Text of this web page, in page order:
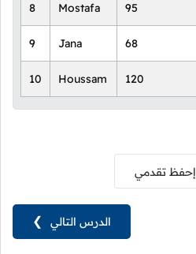
8 Mostafa 95
9 Jana 68
10 Houssam 120
الدرس التالي ❯
إحفظ تقدمي